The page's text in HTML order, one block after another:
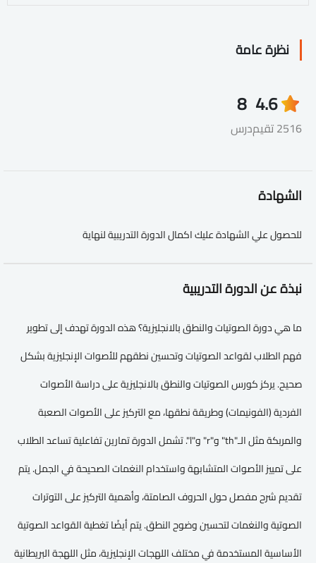
نظرة عامة
4.6
2516 تقيم
8
درس
الشهادة
للحصول علي الشهادة عليك اكمال الدورة التدريبية لنهاية
نبذة عن الدورة التدريبية
ما هي دورة الصوتيات والنطق بالانجليزية؟ هذه الدورة تهدف إلى تطوير
فهم الطلاب لقواعد الصوتيات وتحسين نطقهم للأصوات الإنجليزية بشكل
صحيح. يركز كورس الصوتيات والنطق بالانجليزية على دراسة الأصوات
الفردية (الفونيمات) وطريقة نطقها، مع التركيز على الأصوات الصعبة
والمربكة مثل الـ"th" و"r" و"l". تشمل الدورة تمارين تفاعلية تساعد الطلاب
على تمييز الأصوات المتشابهة واستخدام النغمات الصحيحة في الجمل. يتم
تقديم شرح مفصل حول الحروف الصامتة، وأهمية التركيز على التوترات
الصوتية والنغمات لتحسين وضوح النطق. يتم أيضًا تغطية القواعد الصوتية
الأساسية المستخدمة في مختلف اللهجات الإنجليزية، مثل اللهجة البريطانية